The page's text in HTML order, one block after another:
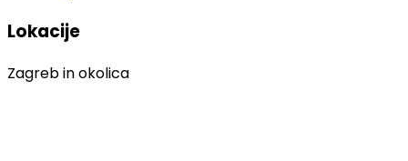
Lokacije
Zagreb in okolica